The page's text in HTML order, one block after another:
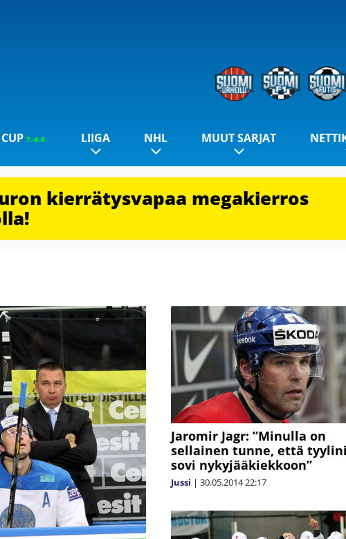
7.-8.8. LIIGA NHL MUUT SARJAT
kierrätysvapaa megakierros
Jaromir Jagr: ”Minulla on
sellainen tunne, että
sovi nykyjääkiekkoon”
Jussi | 30.05.201422:17